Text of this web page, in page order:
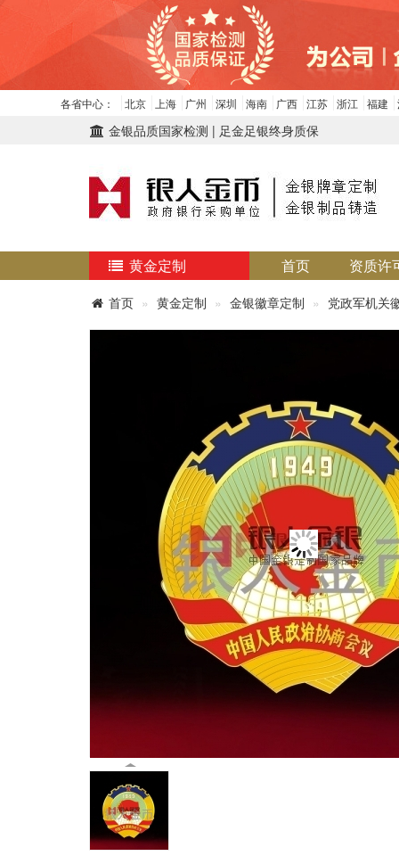
各省中心： 北京 上海 广州 深圳 海南 广西 江苏 浙江 福建
金银品质国家检测 | 足金足银终身质保
黄金定制 首页 资质许
首页 黄金定制 金银徽章定制 党政军机关